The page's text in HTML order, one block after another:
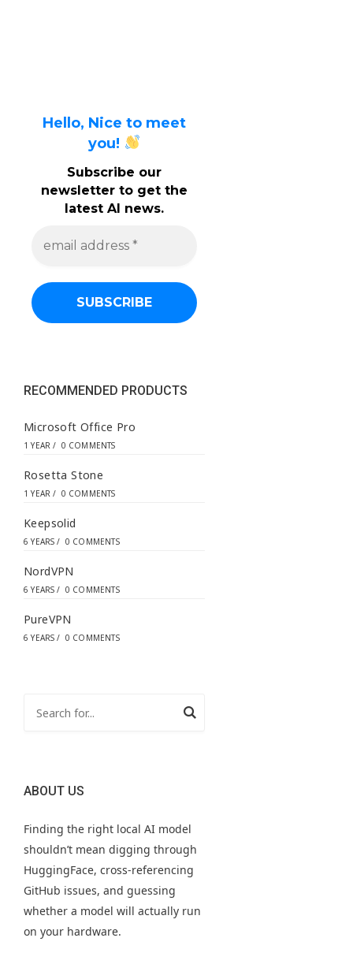
Hello, Nice to meet
you!
Subscribe our
newsletter to get the
latest AI news.
a
d
s
RECOMMENDED PRODUCTS
Microsoft Office Pro
1 YEAR / 0 COMMENTS
Rosetta Stone
1 YEAR / 0 COMMENTS
Keepsolid
6 YEARS / 0 COMMENTS
NordVPN
6 YEARS / 0 COMMENTS
PureVPN
6 YEARS / 0 COMMENTS
ABOUT US
Finding the right local AI model
shouldn’t mean digging through
HuggingFace, cross-referencing
GitHub issues, and guessing
whether a model will actually run
on your hardware.